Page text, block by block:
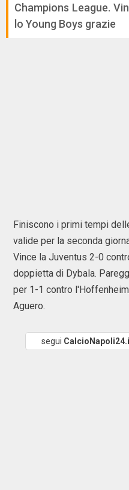
Champions League.
lo Young Boys grazie
Finiscono i primi tempi
valide per la seconda
Vince la Juventus 2-0
doppietta di Dybala.
per 1-1 contro
Aguero.
segui